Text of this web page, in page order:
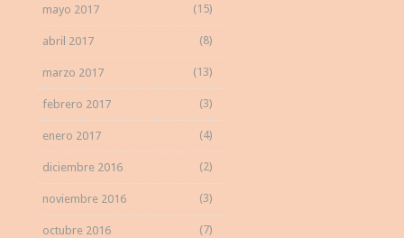
mayo 2017 (15)
abril 2017 (8)
marzo 2017 (13)
febrero 2017 (3)
enero 2017 (4)
diciembre 2016 (2)
noviembre 2016 (3)
octubre 2016 (7)